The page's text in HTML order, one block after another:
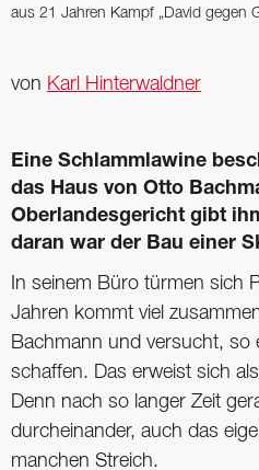
aus 21 Jahren Kampf „David gegen
von Karl Hinterwaldner
Eine Schlammlawine
das Haus von Otto
Oberlandesgericht gibt
daran war der Bau einer
In seinem Büro türmen sich
Jahren kommt viel
Bachmann und versucht, so
schaffen. Das erweist sich
Denn nach so langer Zeit
durcheinander, auch das
manchen Streich.